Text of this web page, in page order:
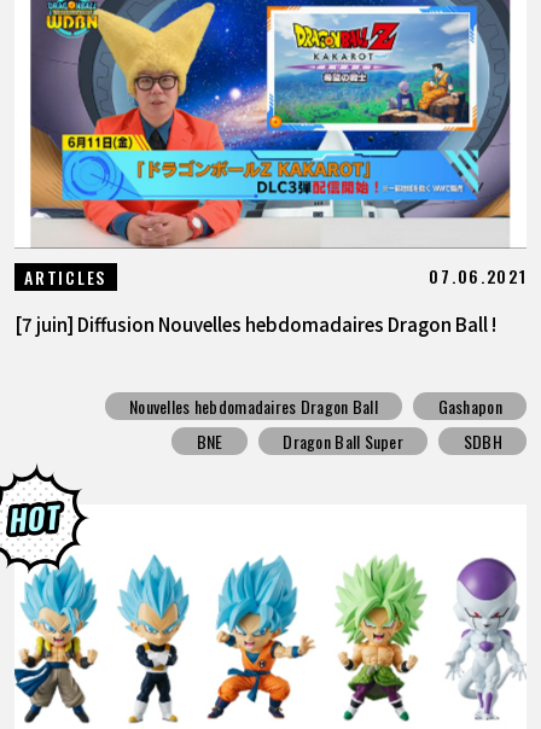
ARTICLES 07.06.2021
[7 juin] Diffusion Nouvelles hebdomadaires Dragon Ball !
Nouvelles hebdomadaires Dragon Ball
Gashapon
BNE
Dragon Ball Super SDBH